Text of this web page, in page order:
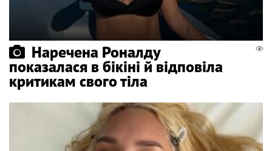
Наречена Роналду
показалася в бікіні й відповіла
критикам свого тіла